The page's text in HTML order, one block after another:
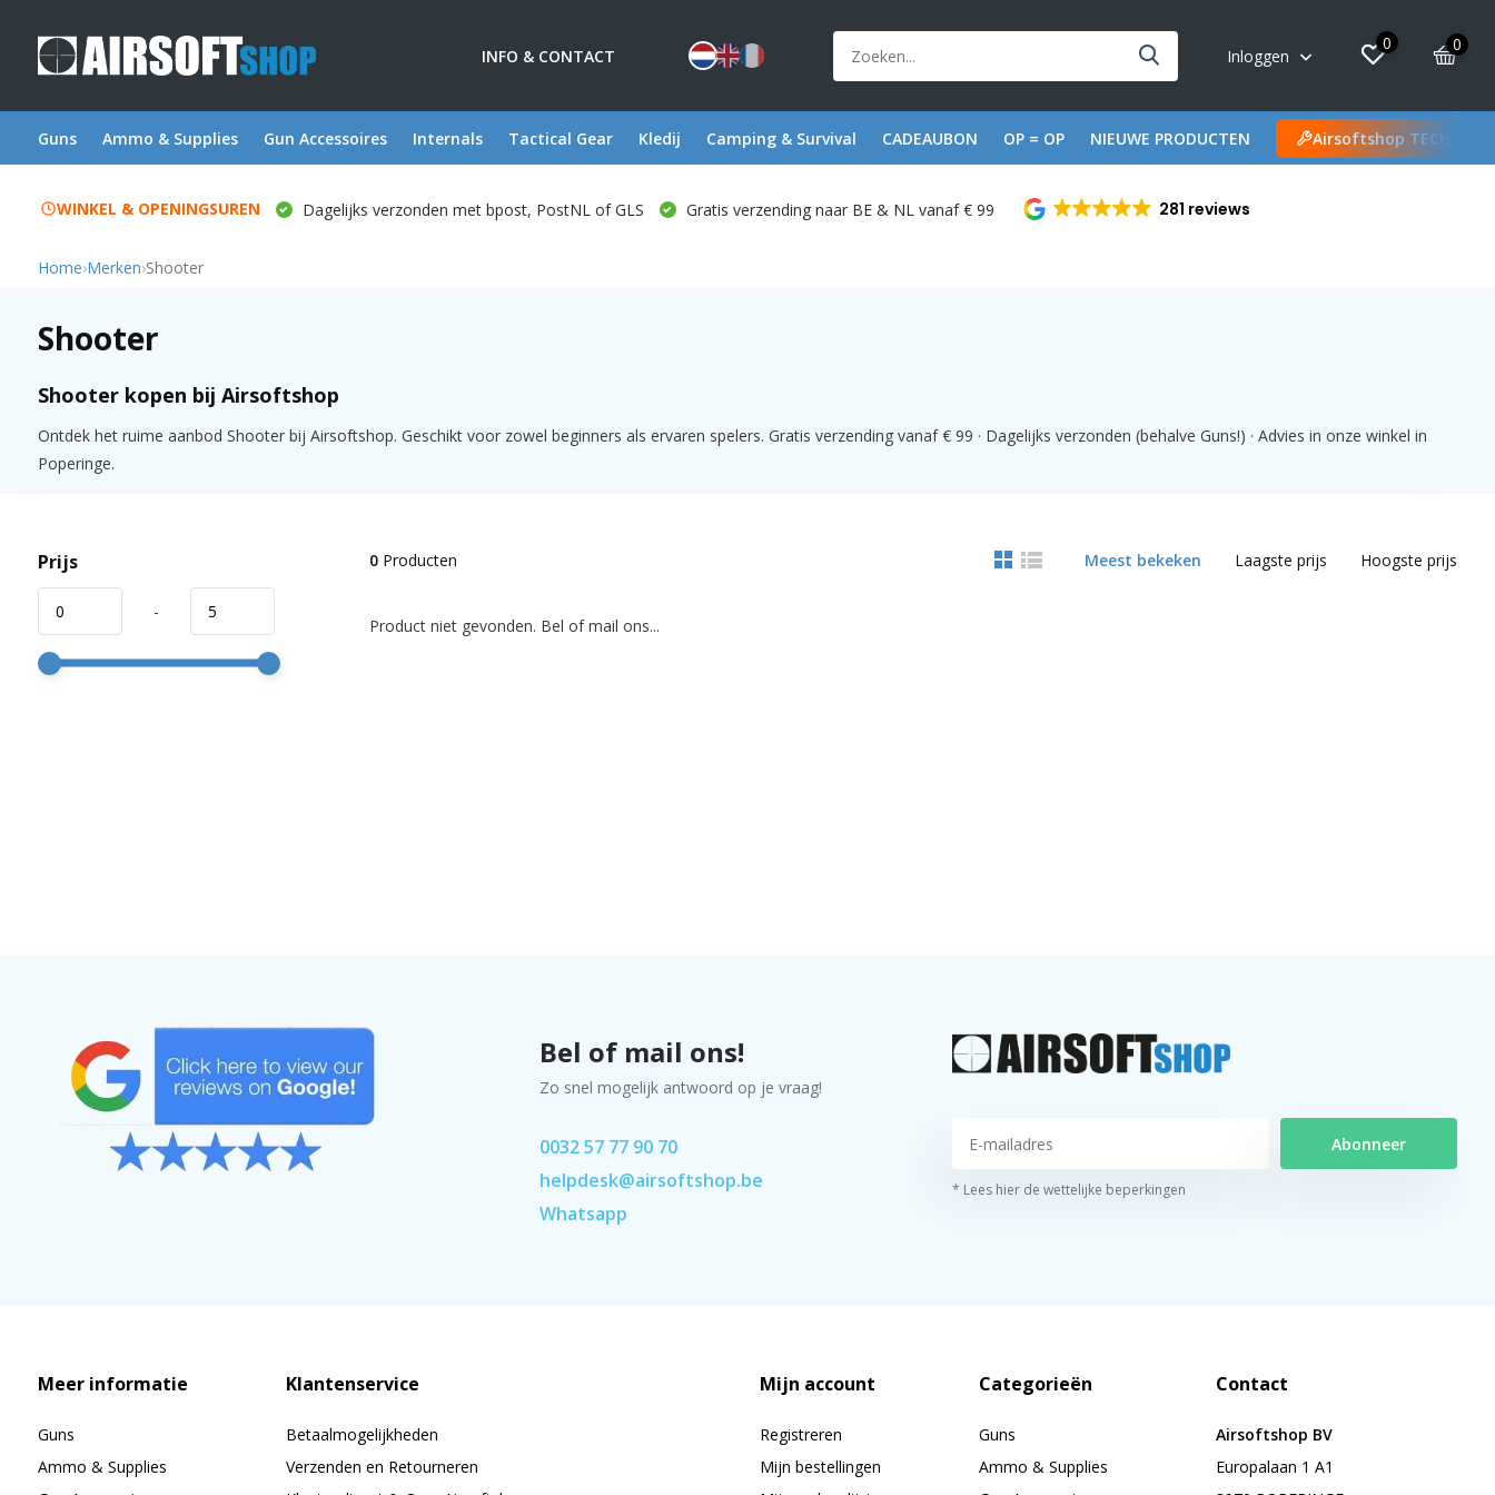
INFO & CONTACT Inloggen
0 0
Guns Ammo & Supplies Gun Accessoires Internals Tactical Gear Kledij Camping & Survival CADEAUBON OP = OP NIEUWE PRODUCTEN Airsoftshop TECH
WINKEL & OPENINGSUREN Dagelijks verzonden met bpost, PostNL of GLS Gratis verzending naar BE & NL vanaf € 99 281 reviews
Home›Merken›Shooter
Shooter
Shooter kopen bij Airsoftshop
Ontdek het ruime aanbod Shooter bij Airsoftshop. Geschikt voor zowel beginners als ervaren spelers. Gratis verzending vanaf € 99 · Dagelijks verzonden (behalve Guns!) · Advies in onze winkel in
Poperinge.
Prijs
-
0Producten Meest bekeken Laagste prijs Hoogste prijs
Product niet gevonden. Bel of mail ons...
Bel of mail ons!
Zo snel mogelijk antwoord op je vraag!
0032 57 77 90 70
helpdesk@airsoftshop.be
Whatsapp
Abonneer
* Lees hier de wettelijke beperkingen
Meer informatie
Guns
Ammo & Supplies
Klantenservice
Betaalmogelijkheden
Verzenden en Retourneren
Mijn account
Registreren
Mijn bestellingen
Categorieën
Guns
Ammo & Supplies
Contact
Airsoftshop BV
Europalaan 1 A1